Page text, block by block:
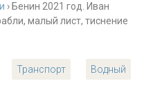
› Бенин 2021 год. Иван
малый лист, тиснение
Транспорт
Водный